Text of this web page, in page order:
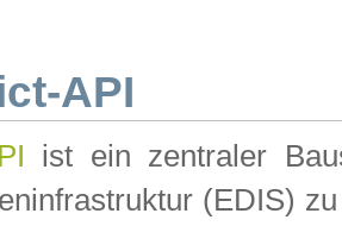
API
ist ein zentraler
(EDIS)